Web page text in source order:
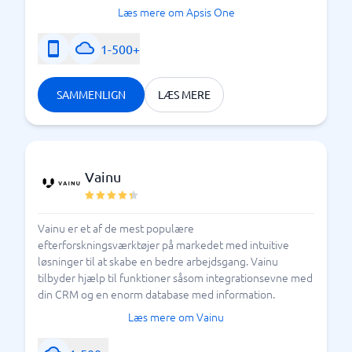
finde det bedste værktøj til netop din virksomhed.
BusinessWith lister de bedste værktøjer på det
danske marked.
Hvordan genererer jeg leads til min virksomhed?
Læs mere om Apsis One
1-500+
SAMMENLIGN LÆS MERE
Vainu
Vainu er et af de mest populære
efterforskningsværktøjer på markedet med intuitive
løsninger til at skabe en bedre arbejdsgang. Vainu
tilbyder hjælp til funktioner såsom integrationsevne med
din CRM og en enorm database med information.
Læs mere om Vainu